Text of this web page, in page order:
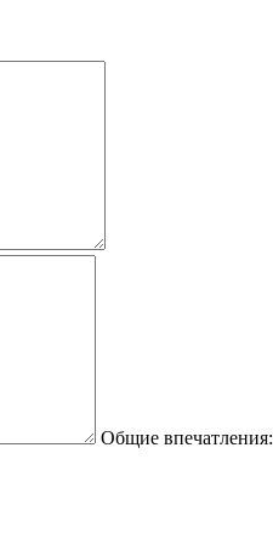
Общие впечатления: